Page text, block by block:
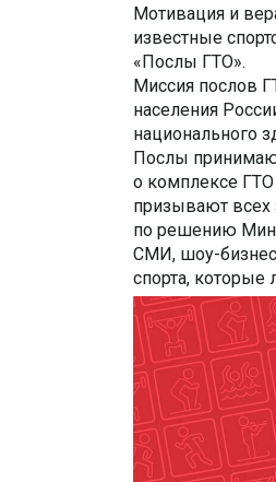
Мотивация и
известные
«Послы ГТО».
Миссия послов
населения
национального
Послы
о комплексе
призывают всех
по решению
СМИ, шоу-
спорта,